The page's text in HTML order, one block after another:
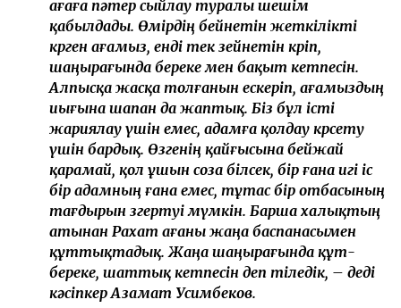
ағаға пәтер сыйлау туралы шешім
қабылдады. Өмірдің бейнетін жеткілікті
көрген ағамыз, енді тек зейнетін көріп,
шаңырағында береке мен бақыт кетпесін.
Алпысқа жасқа толғанын ескеріп, ағамыздың
иығына шапан да жаптық. Біз бұл істі
жариялау үшін емес, адамға қолдау көрсету
үшін бардық. Өзгенің қайғысына бейжай
қарамай, қол ұшын соза білсек, бір ғана игі іс
бір адамның ғана емес, тұтас бір отбасының
тағдырын өзгертуі мүмкін. Барша халықтың
атынан Рахат ағаны жаңа баспанасымен
құттықтадық. Жаңа шаңырағында құт-
береке, шаттық кетпесін деп тіледік, – деді
кәсіпкер Азамат Усимбеков.